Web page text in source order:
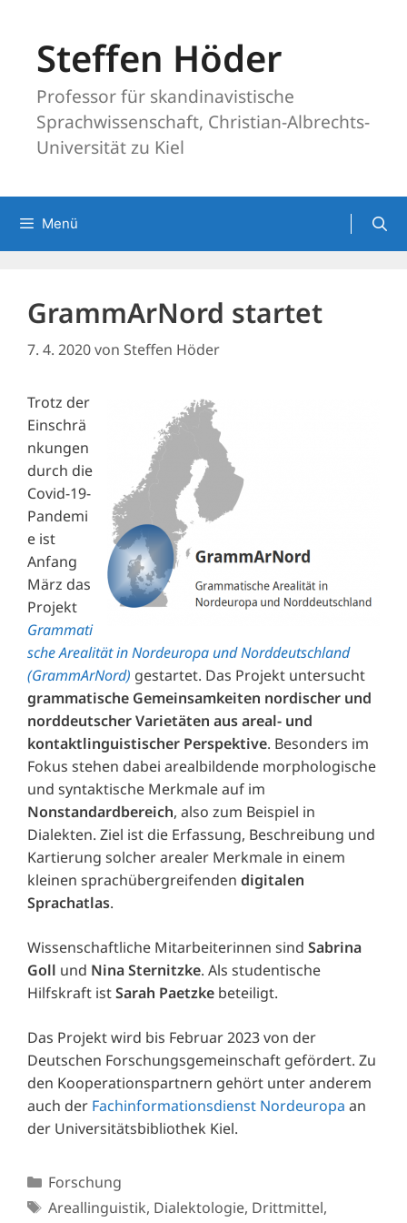
springenSteffen Höder
Professor für skandinavistische
Sprachwissenschaft, Christian-Albrechts-
Universität zu Kiel
Menü
GrammArNord startet
7. 4. 2020von Steffen Höder
Trotz der
Einschrä
nkungen
durch die
Covid-19-
Pandemi
e ist
Anfang
März das
Projekt
Grammati
sche Arealität in Nordeuropa und Norddeutschland
(GrammArNord) gestartet. Das Projekt untersucht
grammatische Gemeinsamkeiten nordischer und
norddeutscher Varietäten aus areal- und
kontaktlinguistischer Perspektive. Besonders im
Fokus stehen dabei arealbildende morphologische
und syntaktische Merkmale auf im
Nonstandardbereich, also zum Beispiel in
Dialekten. Ziel ist die Erfassung, Beschreibung und
Kartierung solcher arealer Merkmale in einem
kleinen sprachübergreifenden digitalen
Sprachatlas.
Wissenschaftliche Mitarbeiterinnen sind Sabrina
Goll und Nina Sternitzke. Als studentische
Hilfskraft istSarah Paetzke beteiligt.
Das Projekt wird bis Februar 2023 von der
Deutschen Forschungsgemeinschaft gefördert. Zu
den Kooperationspartnern gehört unter anderem
auch der Fachinformationsdienst Nordeuropa an
der Universitätsbibliothek Kiel.
Kategorien
Forschung
Schlagwörter
Areallinguistik, Dialektologie, Drittmittel,